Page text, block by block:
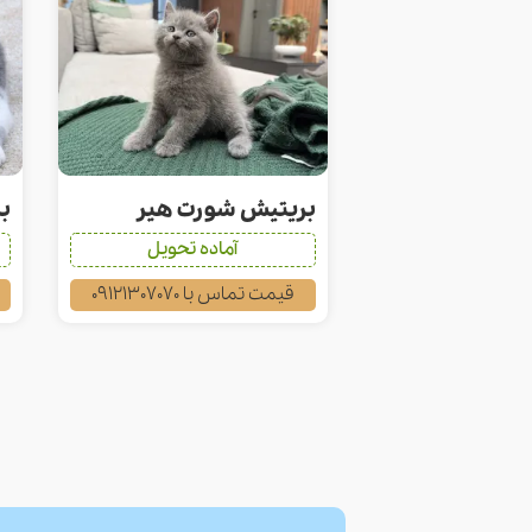
بریتیش شورت هیر
آماده تحویل
قیمت تماس با 09121307070